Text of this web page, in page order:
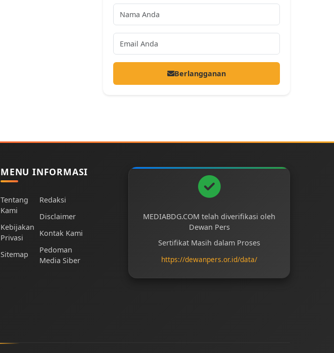
Berlangganan
MENU INFORMASI
Tentang
Kami
Kebijakan
Privasi
Sitemap
Redaksi
Disclaimer
Kontak Kami
Pedoman
Media Siber
MEDIABDG.COM telah diverifikasi oleh
Dewan Pers
Sertifikat Masih dalam Proses
https://dewanpers.or.id/data/